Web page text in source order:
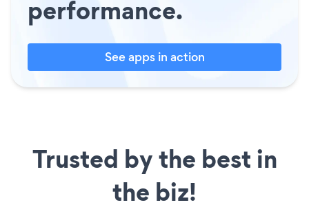
performance.
See apps in action
Trusted by the best in
the biz!